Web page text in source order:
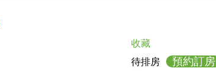
收藏
待排房
預約訂房